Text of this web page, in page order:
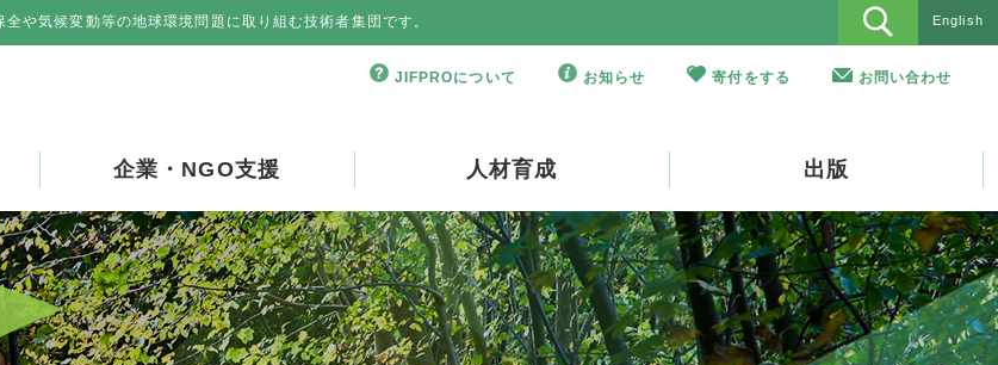
や気候変動等の地球環境問題に取り組む技術者集団です。 English
JIFPROについて お知らせ 寄付をする お問い合わせ
企業・NGO支援 人材育成 出版